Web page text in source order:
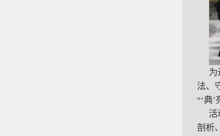
为
法、
“‘典
活
剖析